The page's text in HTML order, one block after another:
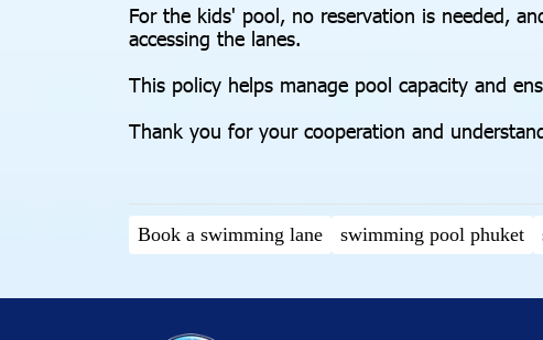
For the kids' pool, no reservation is needed,
accessing the lanes.
This policy helps manage pool capacity and
Thank you for your cooperation and
Book a swimming lane swimming pool phuket